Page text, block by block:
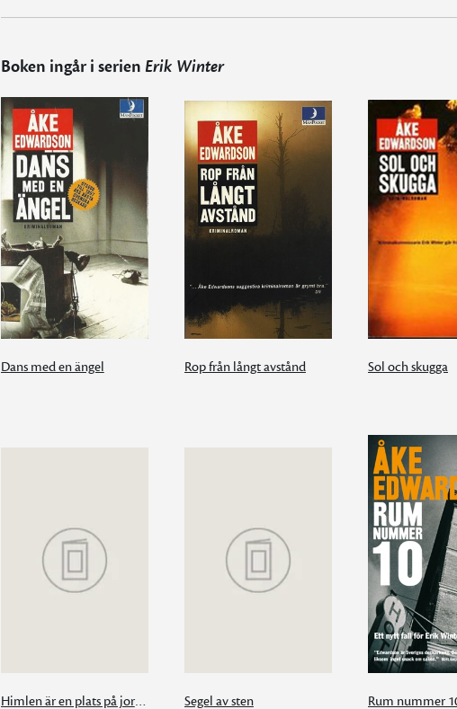
Boken ingår i serien Erik Winter
Dans med en ängel Rop från långt avstånd Sol och skugga
Himlen är en plats på jorden Segel av sten Rum nummer